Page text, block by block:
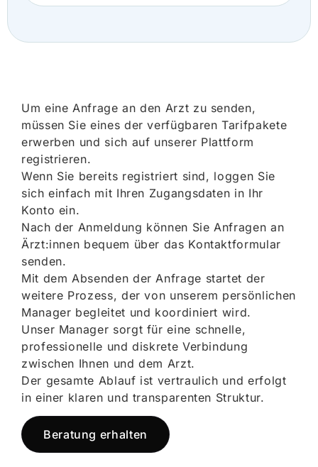
Um eine Anfrage an den Arzt zu senden,
müssen Sie eines der verfügbaren Tarifpakete
erwerben und sich auf unserer Plattform
registrieren.
Wenn Sie bereits registriert sind, loggen Sie
sich einfach mit Ihren Zugangsdaten in Ihr
Konto ein.
Nach der Anmeldung können Sie Anfragen an
Ärzt:innen bequem über das Kontaktformular
senden.
Mit dem Absenden der Anfrage startet der
weitere Prozess, der von unserem persönlichen
Manager begleitet und koordiniert wird.
Unser Manager sorgt für eine schnelle,
professionelle und diskrete Verbindung
zwischen Ihnen und dem Arzt.
Der gesamte Ablauf ist vertraulich und erfolgt
in einer klaren und transparenten Struktur.
Beratung erhalten